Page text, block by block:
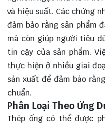
và hiệu suất. Các chứng
đảm bảo rằng sản phẩm
mà còn giúp người tiêu
tin cậy của sản phẩm.
thực hiện ở nhiều giai
sản xuất để đảm bảo
chuẩn.
Phân Loại Theo Ứng
Thép ống có thể được